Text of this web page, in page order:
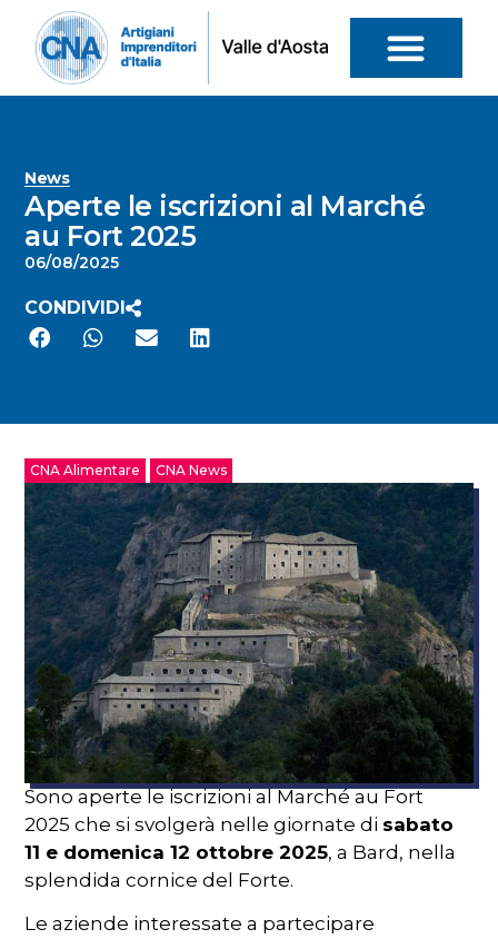
News
Aperte le iscrizioni al Marché
au Fort 2025
06/08/2025
CONDIVIDI
CNA Alimentare CNA News
Sono aperte le iscrizioni al Marché au Fort
2025 che si svolgerà nelle giornate di sabato
11 e domenica 12 ottobre 2025, a Bard, nella
splendida cornice del Forte.
Le aziende interessate a partecipare